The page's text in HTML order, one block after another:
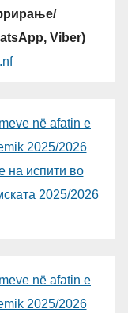
Viber)
në afatin e
2025/2026
испити во
2025/2026
në afatin e
2025/2026